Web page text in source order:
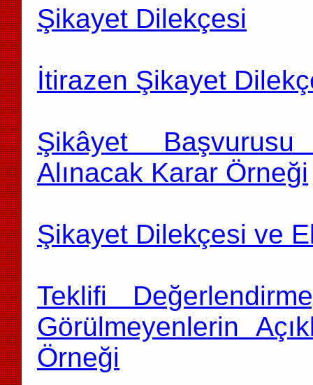
Şikayet Dilekçesi
İtirazen Şikayet
Şikâyet
Alınacak Karar Örneği
Şikayet Dilekçesi ve
Teklifi
Görülmeyenlerin
Örneği